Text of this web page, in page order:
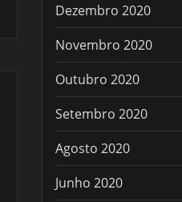
Dezembro 2020
Novembro 2020
Outubro 2020
Setembro 2020
Agosto 2020
Junho 2020